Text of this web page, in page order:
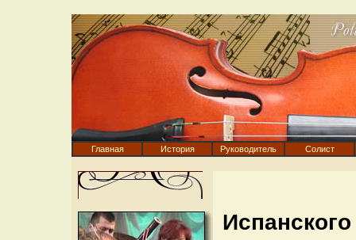
Главная История Руководитель Солист